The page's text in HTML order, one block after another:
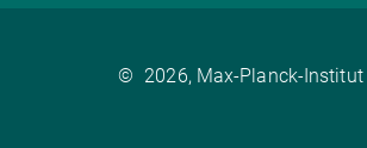
© 2026, Max-Planck-